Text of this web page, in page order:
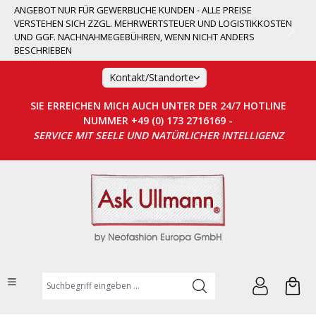
springen
ANGEBOT NUR FÜR GEWERBLICHE KUNDEN - ALLE PREISE
VERSTEHEN SICH ZZGL. MEHRWERTSTEUER UND LOGISTIKKOSTEN
UND GGF. NACHNAHMEGEBÜHREN, WENN NICHT ANDERS
BESCHRIEBEN
Kontakt/Standorte
SIE ERREICHEN MICH AUCH UNTER DER 24/7 HOTLINE
NUMMER +49 (0) 173 2716169 -
SERVICE MIT SEELE UND NATÜRLICHER INTELLIGENZ
Suchbegriff eingeben ...